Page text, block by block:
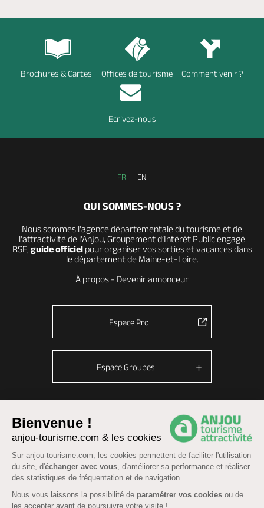
Bienvenue !
anjou-tourisme.com & les cookies
Sur anjou-tourisme.com, les cookies permettent de faciliter l'utilisation
du site, d'échanger avec vous, d'améliorer sa performance et réaliser
des statistiques de fréquentation et de navigation.
Nous vous laissons la possibilité de paramétrer vos cookies ou de
les accepter avant de poursuivre votre visite !
Brochures & Cartes Offices de tourisme Comment venir ?
Ecrivez-nous
FR EN
QUI SOMMES-NOUS ?
Nous sommes l’agence départementale du tourisme et de
l’attractivité de l’Anjou, Groupement d’Intérêt Public engagé
RSE, guide officielpour organiser vos sorties et vacances dans
le département de Maine-et-Loire.
À propos - Devenir annonceur
Espace Pro
Espace Groupes
© Anjou tourisme 2026 - Fonctionnement du site
Mentions légales-Données personnelles-Cookies
CGU Réservation-Accessibilité : partiellement conforme